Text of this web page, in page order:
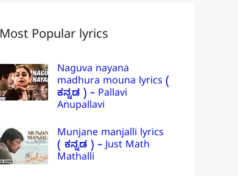
Most Popular lyrics
Naguva nayana
madhura mouna lyrics (
ಕನ್ನಡ ) – Pallavi
Anupallavi
Munjane manjalli lyrics
( ಕನ್ನಡ ) – Just Math
Mathalli